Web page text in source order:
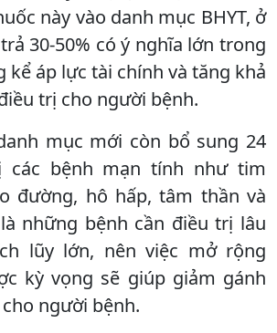
này vào danh mục BHYT, ở
30-50% có ý nghĩa lớn trong
kể áp lực tài chính và tăng khả
trị cho người bệnh.
mục mới còn bổ sung 24
các bệnh mạn tính như tim
đường, hô hấp, tâm thần và
những bệnh cần điều trị lâu
lũy lớn, nên việc mở rộng
kỳ vọng sẽ giúp giảm gánh
người bệnh.